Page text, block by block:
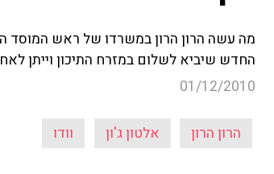
מה עשה הרון הרון במשרדו של ראש המוסד
החדש שיביא לשלום במזרח התיכון וייתן
01/12/2010
הרון הרון אלטון ג'ון וודו